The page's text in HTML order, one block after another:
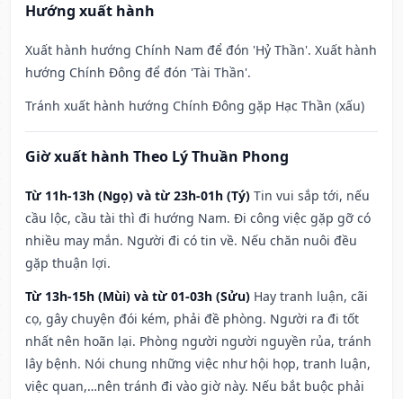
Hướng xuất hành
Xuất hành hướng Chính Nam để đón 'Hỷ Thần'. Xuất hành
hướng Chính Đông để đón 'Tài Thần'.
Tránh xuất hành hướng Chính Đông gặp Hạc Thần (xấu)
Giờ xuất hành Theo Lý Thuần Phong
Từ 11h-13h (Ngọ) và từ 23h-01h (Tý) Tin vui sắp tới, nếu
cầu lộc, cầu tài thì đi hướng Nam. Đi công việc gặp gỡ có
nhiều may mắn. Người đi có tin về. Nếu chăn nuôi đều
gặp thuận lợi.
Từ 13h-15h (Mùi) và từ 01-03h (Sửu) Hay tranh luận, cãi
cọ, gây chuyện đói kém, phải đề phòng. Người ra đi tốt
nhất nên hoãn lại. Phòng người người nguyền rủa, tránh
lây bệnh. Nói chung những việc như hội họp, tranh luận,
việc quan,…nên tránh đi vào giờ này. Nếu bắt buộc phải